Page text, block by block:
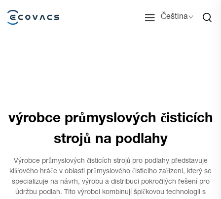
Čeština
výrobce průmyslových čisticích
strojů na podlahy
Výrobce průmyslových čisticích strojů pro podlahy představuje
klíčového hráče v oblasti průmyslového čisticího zařízení, který se
specializuje na návrh, výrobu a distribuci pokročilých řešení pro
údržbu podlah. Tito výrobci kombinují špičkovou technologii s